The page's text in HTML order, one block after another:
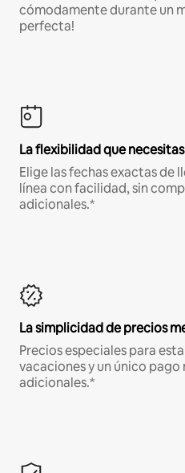
cómodamente durante un
perfecta!
La flexibilidad que necesitas
Elige las fechas exactas de
línea con facilidad, sin
adicionales.*
La simplicidad de precios
Precios especiales para
vacaciones y un único pago
adicionales.*